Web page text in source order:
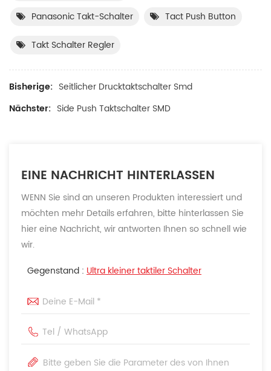
Panasonic Takt-Schalter
Tact Push Button
Takt Schalter Regler
Bisherige: Seitlicher Drucktaktschalter Smd
Nächster: Side Push Taktschalter SMD
EINE NACHRICHT HINTERLASSEN
WENN Sie sind an unseren Produkten interessiert und
möchten mehr Details erfahren, bitte hinterlassen Sie
hier eine Nachricht, wir antworten Ihnen so schnell wie
wir.
Gegenstand : Ultra kleiner taktiler Schalter